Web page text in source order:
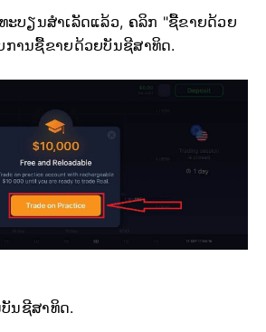
ະບຽນສຳເລັດແລ້ວ, ຄລິກ "ຊື້ຂາຍດ້ວຍ
ານຊື້ຂາຍດ້ວຍບັນຊີສາທິດ.
ນຊີສາທິດ.